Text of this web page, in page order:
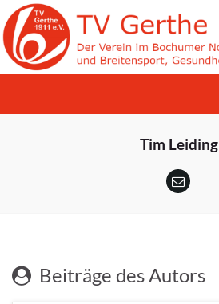
Tim Leiding
Beiträge des Autors